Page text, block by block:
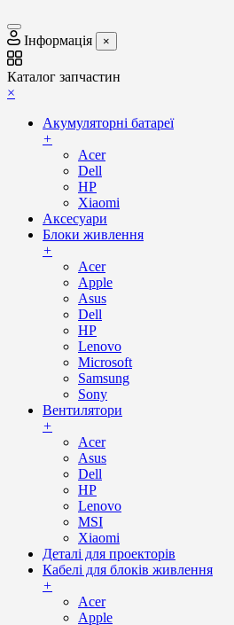
Інформація ×
Каталог запчастин
×
Акумуляторні батареї
+
Acer
Dell
HP
Xiaomi
Аксесуари
Блоки живлення
+
Acer
Apple
Asus
Dell
HP
Lenovo
Microsoft
Samsung
Sony
Вентилятори
+
Acer
Asus
Dell
HP
Lenovo
MSI
Xiaomi
Деталі для проекторів
Кабелі для блоків живлення
+
Acer
Apple